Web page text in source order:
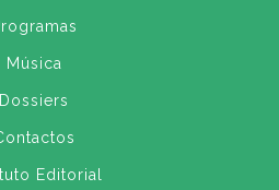
Música
Dossiers
Editorial